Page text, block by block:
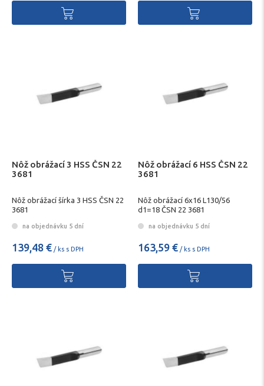
Nôž obrážací 3 HSS ČSN 22
3681
Nôž obrážací šírka 3 HSS ČSN 22
3681
na objednávku 5 dní
139,48 € / ks s DPH
Nôž obrážací 6 HSS ČSN 22
3681
Nôž obrážací 6x16 L130/56
d1=18 ČSN 22 3681
na objednávku 5 dní
163,59 € / ks s DPH